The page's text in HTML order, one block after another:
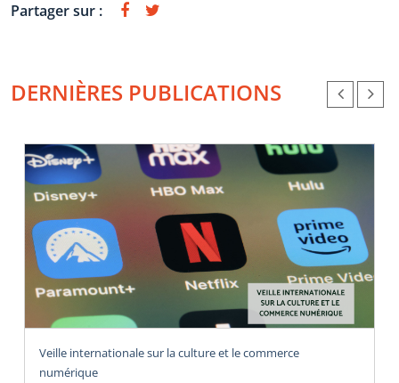
Partager sur :
DERNIÈRES PUBLICATIONS
Veille internationale sur la culture et le commerce
numérique